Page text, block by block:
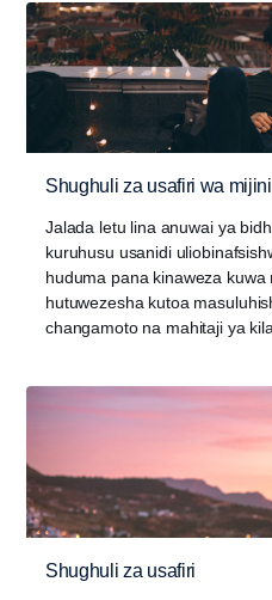
Shughuli za usafiri wa mijini
Jalada letu lina anuwai ya
kuruhusu usanidi
huduma pana kinaweza
hutuwezesha kutoa
changamoto na mahitaji ya
Shughuli za usafiri